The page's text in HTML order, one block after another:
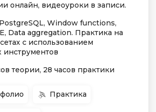
онлайн, видеоуроки в записи.
PostgreSQL, Window functions,
Data aggregation. Практика на
с использованием
инструментов
теории, 28 часов практики
Практика